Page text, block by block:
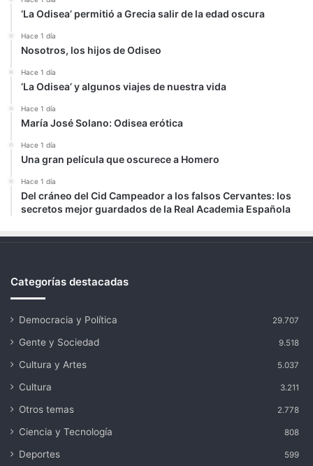
‘La Odisea’ permitió a Grecia salir de la edad oscura
Hace 1 día
Nosotros, los hijos de Odiseo
Hace 1 día
‘La Odisea’ y algunos viajes de nuestra vida
Hace 1 día
María José Solano: Odisea erótica
Hace 1 día
Una gran película que oscurece a Homero
Hace 1 día
Del cráneo del Cid Campeador a los falsos Cervantes: los
secretos mejor guardados de la Real Academia Española
Categorías destacadas
Democracia y Política 29.707
Gente y Sociedad 9.518
Cultura y Artes 5.037
Cultura 3.211
Otros temas 2.778
Ciencia y Tecnología 808
Deportes 599